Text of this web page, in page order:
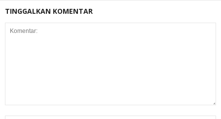
TINGGALKAN KOMENTAR